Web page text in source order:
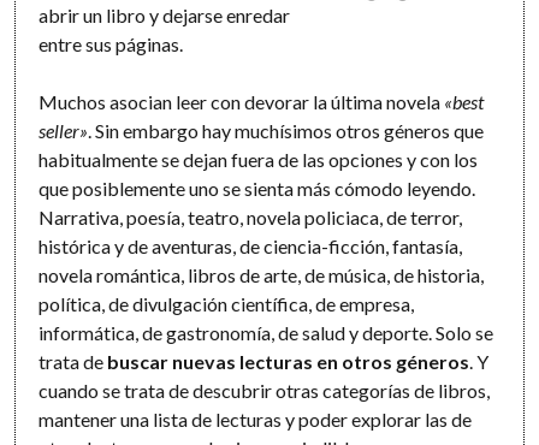
abrir un libro y dejarse enredar
entre sus páginas.
Muchos asocian leer con devorar la última novela «best
seller». Sin embargo hay muchísimos otros géneros que
habitualmente se dejan fuera de las opciones y con los
que posiblemente uno se sienta más cómodo leyendo.
Narrativa, poesía, teatro, novela policiaca, de terror,
histórica y de aventuras, de ciencia-ficción, fantasía,
novela romántica, libros de arte, de música, de historia,
política, de divulgación científica, de empresa,
informática, de gastronomía, de salud y deporte. Solo se
trata de buscar nuevas lecturas en otros géneros. Y
cuando se trata de descubrir otras categorías de libros,
mantener una lista de lecturas y poder explorar las de